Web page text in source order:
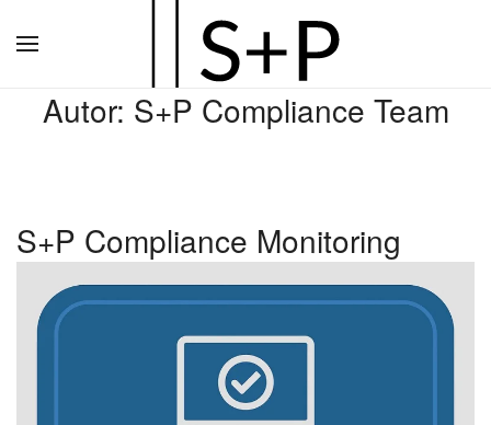
Hauptinhalt
springen
Autor: S+P Compliance Team
S+P Compliance Monitoring